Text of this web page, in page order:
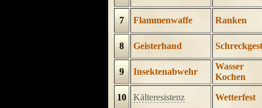
7 Flammenwaffe Ranken
8 Geisterhand
9 Insektenabwehr
Wasser
Kochen
10 Kälteresistenz Wetterfest